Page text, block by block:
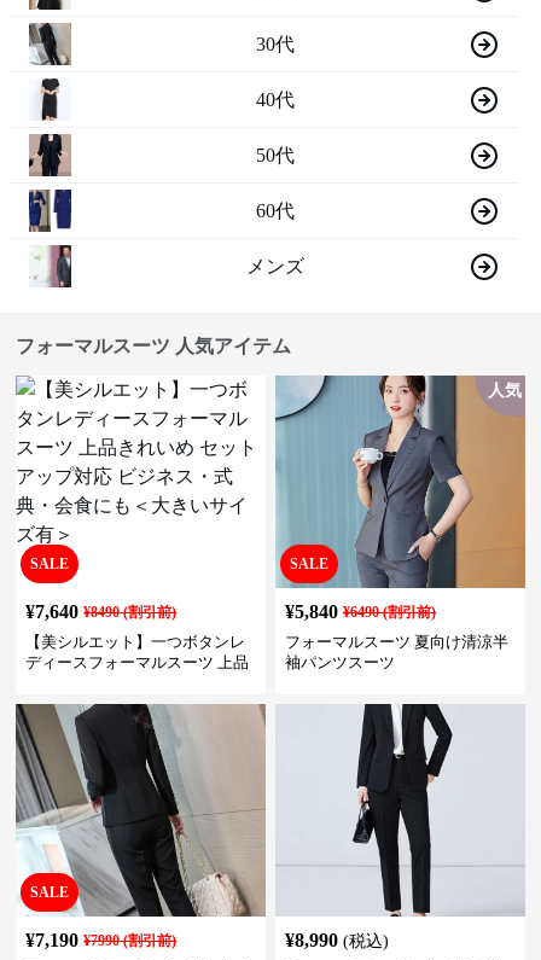
30代
40代
50代
60代
メンズ
フォーマルスーツ 人気アイテム
SALE
¥7,640 ¥8490(割引前)
【美シルエット】一つボタンレ
ディースフォーマルスーツ 上品
ネス・式典・会食にも＜大きい
サイズ有＞
SALE
人気
¥5,840 ¥6490(割引前)
フォーマルスーツ 夏向け清涼半
袖パンツスーツ
SALE
¥7,190 ¥7990(割引前) ¥8,990 (税込)